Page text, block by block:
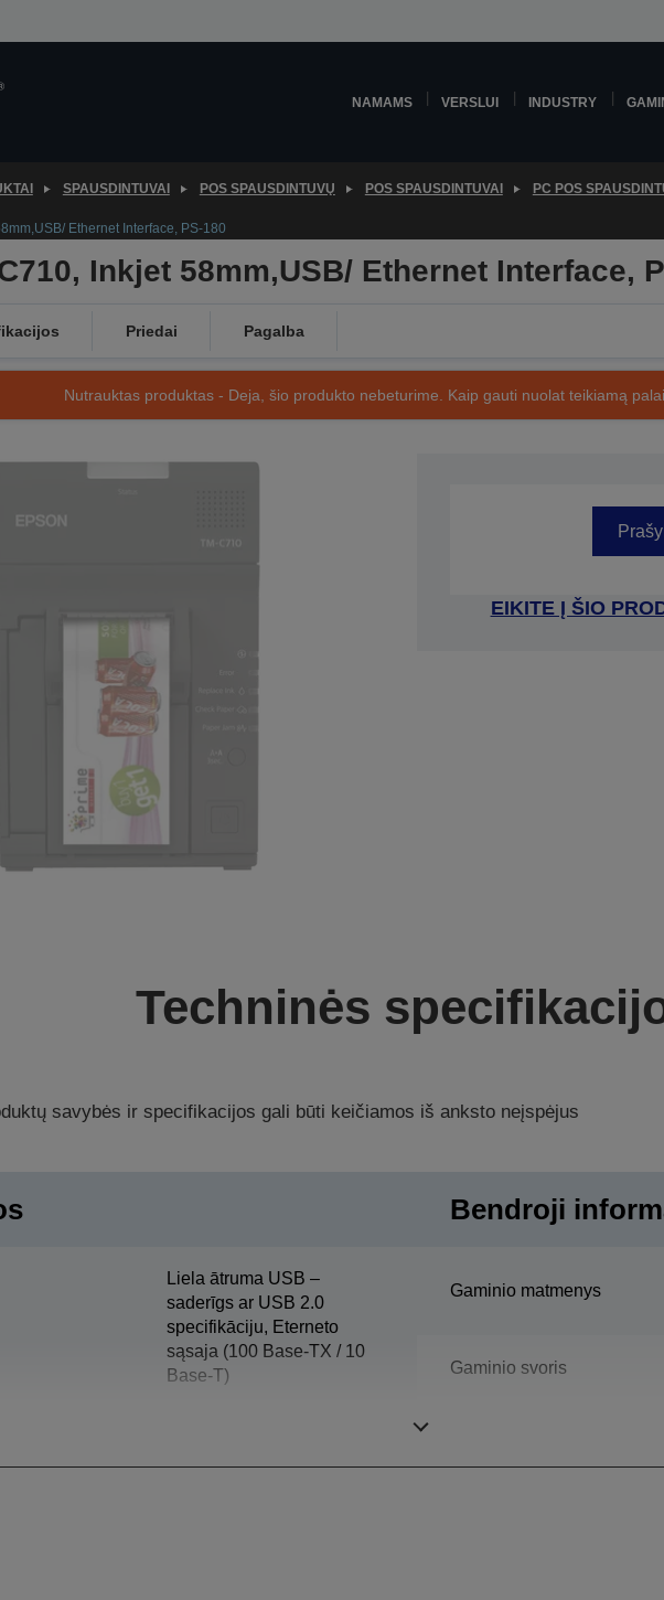
NAMAMS VERSLUI INDUSTRY
SPAUSDINTUVAI POS SPAUSDINTUVŲ POS SPAUSDINTUVAI PC POS
Ethernet Interface, PS-180
Inkjet 58mm,USB/ Ethernet Interface,
Priedai Pagalba
Nutrauktas produktas - Deja, šio produkto nebeturime. Kaip gauti nuolat teikiamą
EIKITE Į ŠIO
Techninės
savybės ir specifikacijos gali būti keičiamos iš anksto neįspėjus
Liela ātruma USB –
saderīgs ar USB 2.0
specifikāciju, Eterneto
sąsaja (100 Base-TX / 10
Base-T)
Bendroji
Gaminio matmenys
Gaminio svoris